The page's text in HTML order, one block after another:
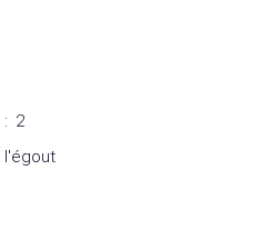
: 2
l'égout